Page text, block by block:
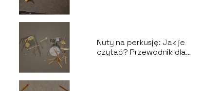
Nuty na perkusję: Jak je
czytać? Przewodnik dla